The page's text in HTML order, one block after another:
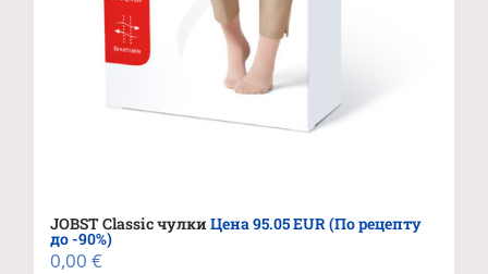
JOBST Classic чулки Цена 95.05 EUR (По рецепту
до -90%)
0,00 €